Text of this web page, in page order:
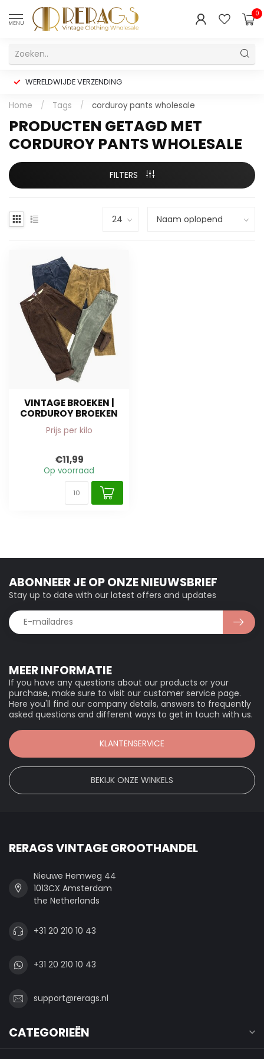
MENU
0
WERELDWIJDE VERZENDING
Home / Tags / corduroy pants wholesale
PRODUCTEN GETAGD MET
CORDUROY PANTS WHOLESALE
FILTERS
VINTAGE BROEKEN |
CORDUROY BROEKEN
Prijs per kilo
€11,99
Op voorraad
MEER INFORMATIE
If you have any questions about our products or your
purchase, make sure to visit our customer service page.
Here you'll find our company details, answers to frequently
asked questions and different ways to get in touch with us.
KLANTENSERVICE
BEKIJK ONZE WINKELS
ABONNEER JE OP ONZE NIEUWSBRIEF
Stay up to date with our latest offers and updates
RERAGS VINTAGE GROOTHANDEL
Nieuwe Hemweg 44
1013CX Amsterdam
the Netherlands
+31 20 210 10 43
+31 20 210 10 43
support@rerags.nl
CATEGORIEËN